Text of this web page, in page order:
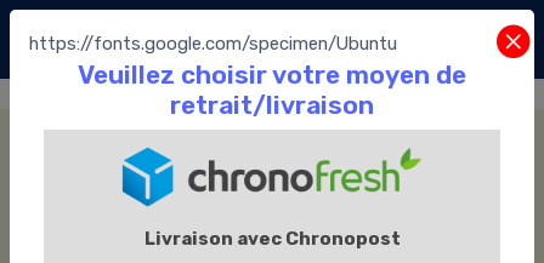
https://fonts.google.com/specimen/Ubuntu
La Boutique